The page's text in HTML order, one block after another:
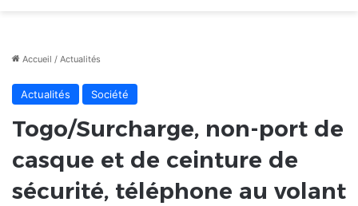
Accueil / Actualités
Actualités Société
Togo/Surcharge, non-port de
casque et de ceinture de
sécurité, téléphone au volant